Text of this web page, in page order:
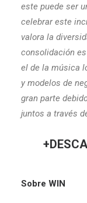
este puede ser
celebrar este
valora la
consolidación
el de la música
y modelos de
gran parte
juntos a través
Sobre WIN